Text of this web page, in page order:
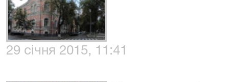
29 січня 2015, 11:41